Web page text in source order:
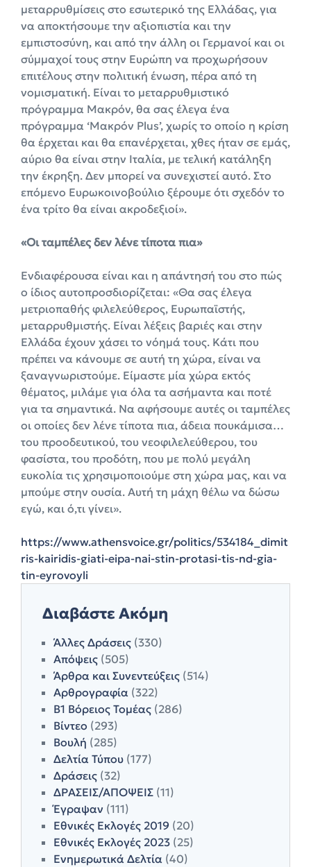
μεταρρυθμίσεις στο εσωτερικό της Ελλάδας, για
να αποκτήσουμε την αξιοπιστία και την
εμπιστοσύνη, και από την άλλη οι Γερμανοί και οι
σύμμαχοί τους στην Ευρώπη να προχωρήσουν
επιτέλους στην πολιτική ένωση, πέρα από τη
νομισματική. Είναι το μεταρρυθμιστικό
πρόγραμμα Μακρόν, θα σας έλεγα ένα
πρόγραμμα ‘Μακρόν Plus’, χωρίς το οποίο η κρίση
θα έρχεται και θα επανέρχεται, χθες ήταν σε εμάς,
αύριο θα είναι στην Ιταλία, με τελική κατάληξη
την έκρηξη. Δεν μπορεί να συνεχιστεί αυτό. Στο
επόμενο Ευρωκοινοβούλιο ξέρουμε ότι σχεδόν το
ένα τρίτο θα είναι ακροδεξιοί».
«Οι ταμπέλες δεν λένε τίποτα πια»
Ενδιαφέρουσα είναι και η απάντησή του στο πώς
ο ίδιος αυτοπροσδιορίζεται: «Θα σας έλεγα
μετριοπαθής φιλελεύθερος, Ευρωπαϊστής,
μεταρρυθμιστής. Είναι λέξεις βαριές και στην
Ελλάδα έχουν χάσει το νόημά τους. Κάτι που
πρέπει να κάνουμε σε αυτή τη χώρα, είναι να
ξαναγνωριστούμε. Είμαστε μία χώρα εκτός
θέματος, μιλάμε για όλα τα ασήμαντα και ποτέ
για τα σημαντικά. Να αφήσουμε αυτές οι ταμπέλες
οι οποίες δεν λένε τίποτα πια, άδεια πουκάμισα…
του προοδευτικού, του νεοφιλελεύθερου, του
φασίστα, του προδότη, που με πολύ μεγάλη
ευκολία τις χρησιμοποιούμε στη χώρα μας, και να
μπούμε στην ουσία. Αυτή τη μάχη θέλω να δώσω
εγώ, και ό,τι γίνει».
https://www.athensvoice.gr/politics/534184_dimit
ris-kairidis-giati-eipa-nai-stin-protasi-tis-nd-gia-
tin-eyrovoyli
Διαβάστε Ακόμη
Άλλες Δράσεις (330)
Απόψεις (505)
Άρθρα και Συνεντεύξεις (514)
Αρθρογραφία (322)
Β1 Βόρειος Τομέας (286)
Βίντεο (293)
Βουλή (285)
Δελτία Τύπου (177)
Δράσεις (32)
ΔΡΑΣΕΙΣ/ΑΠΟΨΕΙΣ (11)
Έγραψαν (111)
Εθνικές Εκλογές 2019 (20)
Εθνικές Εκλογές 2023 (25)
Ενημερωτικά Δελτία (40)